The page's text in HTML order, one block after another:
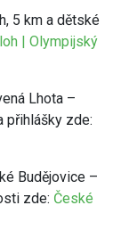
5 km a dětské
| Olympijský
Lhota –
přihlášky zde:
Budějovice –
zde: České